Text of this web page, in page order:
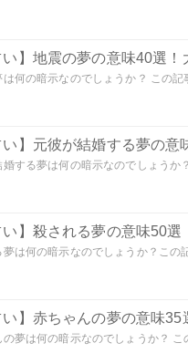
い】地震の夢の意味40選
は何の暗示なのでしょうか？ この記
い】元彼が結婚する夢の
婚する夢は何の暗示なのでしょうか
い】殺される夢の意味50
夢は何の暗示なのでしょうか？この
い】赤ちゃんの夢の意味
の夢は何の暗示なのでしょうか？ こ